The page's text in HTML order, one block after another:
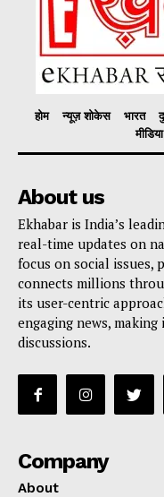
होम न्यूज़ शोकेस भारत
मीडिया
About us
Ekhabar is India’s
real-time updates on
focus on social issues,
connects millions
its user-centric
engaging news,
discussions.
Company
About